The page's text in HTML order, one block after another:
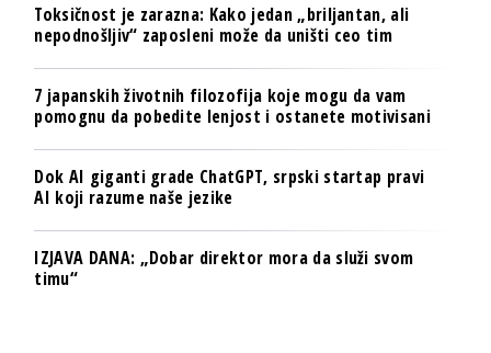
Toksičnost je zarazna: Kako jedan „briljantan, ali
nepodnošljiv“ zaposleni može da uništi ceo tim
7 japanskih životnih filozofija koje mogu da vam
pomognu da pobedite lenjost i ostanete motivisani
Dok AI giganti grade ChatGPT, srpski startap pravi
AI koji razume naše jezike
IZJAVA DANA: „Dobar direktor mora da služi svom
timu“